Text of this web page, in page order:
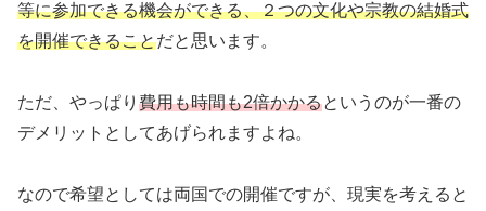
等に参加できる機会ができる、２つの文化や宗教の結婚式
を開催できることだと思います。
ただ、やっぱり 費用も時間も2倍かかるというのが一番の
デメリットとしてあげられますよね。
なので希望としては両国での開催ですが、現実を考えると